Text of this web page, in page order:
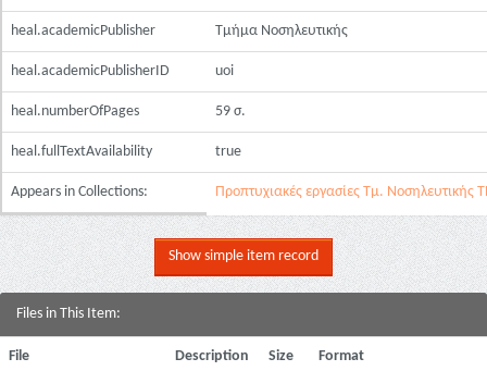
heal.academicPublisher Τμήμα Νοσηλευτικής
heal.academicPublisherID uoi
heal.numberOfPages 59 σ.
heal.fullTextAvailability true
Appears in Collections: Προπτυχιακές εργασίες Τμ. Νοσηλευτικής
Show simple item record
Files in This Item:
File Description Size Format